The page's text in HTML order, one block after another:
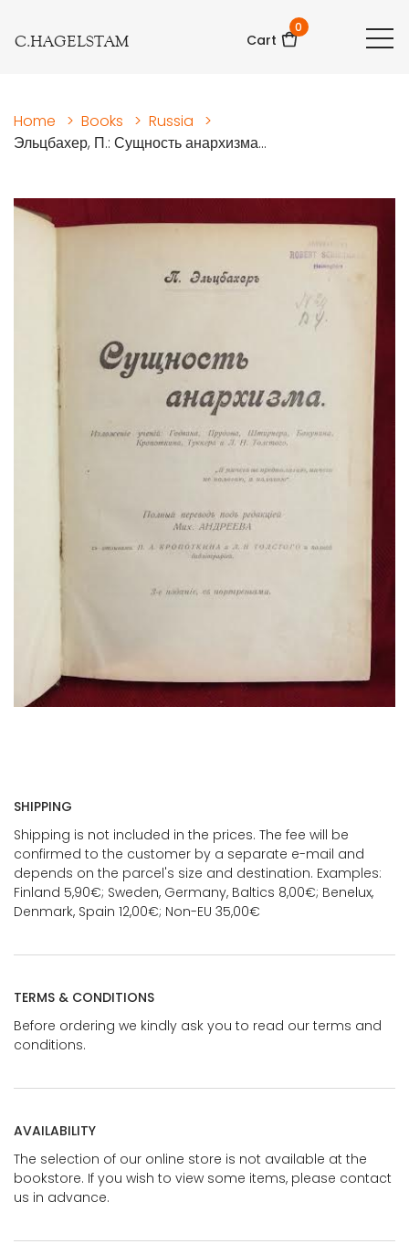
C.HAGELSTAM Cart
0
Home > Books > Russia
>
Эльцбахер, П.: Сущность анархизма...
SHIPPING
Shipping is not included in the prices. The fee will be
confirmed to the customer by a separate e-mail and
depends on the parcel's size and destination. Examples:
Finland 5,90€; Sweden, Germany, Baltics 8,00€; Benelux,
Denmark, Spain 12,00€; Non-EU 35,00€
TERMS & CONDITIONS
Before ordering we kindly ask you to read our terms and
conditions.
AVAILABILITY
The selection of our online store is not available at the
bookstore. If you wish to view some items, please contact
us in advance.